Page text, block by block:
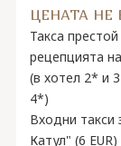
ЦЕНАТА НЕ
Такса
рецепцията
(в хотел 2* и
4*)
Входни такси
Катул" (6